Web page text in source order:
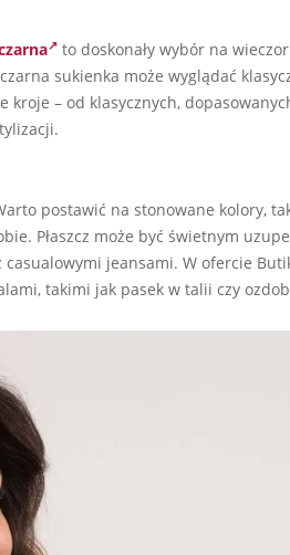
to doskonały wybór na
sukienka może wyglądać
– od klasycznych,
postawić na stonowane kolory,
Płaszcz może być świetnym
jeansami. W ofercie
takimi jak pasek w talii czy